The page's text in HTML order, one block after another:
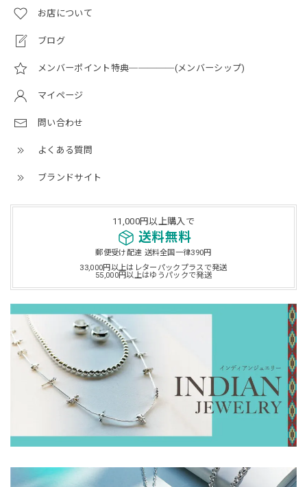
お店について
ブログ
メンバーポイント特典─────(メンバーシップ)
マイページ
問い合わせ
よくある質問
ブランドサイト
11,000円以上購入で
送料無料
郵便受け配達 送料全国一律390円
33,000円以上はレターパックプラスで発送
55,000円以上はゆうパックで発送